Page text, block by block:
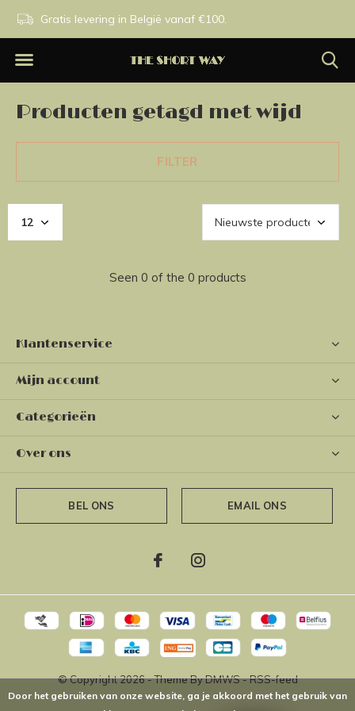
Gratis levering in België vanaf €100.
Producten getagd met wijd
FILTER
Seen 0 of the 0 products
Klantenservice
Mijn account
Categorieën
Over ons
BEL ONS EMAIL ONS
© Copyright2026- Theme ByDMWS-RSS-feed
Door het gebruiken van onze website, ga je akkoord met het gebruik van